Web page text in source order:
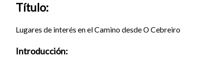
Título:
Lugares de interés en el Camino desde O Cebreiro
Introducción: